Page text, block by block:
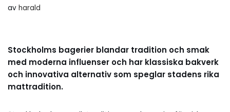
av harald
Stockholms bagerier blandar tradition och smak
med moderna influenser och har klassiska bakverk
och innovativa alternativ som speglar stadens rika
mattradition.